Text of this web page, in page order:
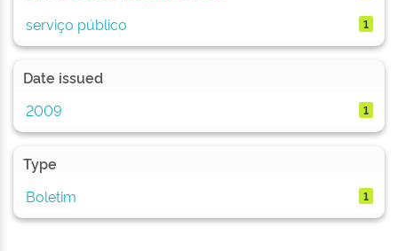
serviço público 1
Date issued
2009
1
Type
Boletim
1